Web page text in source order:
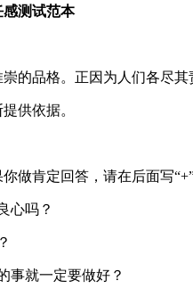
测试范本
的品格。正因为人们各尽
供依据。
做肯定回答，请在后面写
心吗？
事就一定要做好？